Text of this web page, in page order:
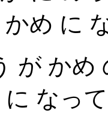
め に
が かめ
なっ